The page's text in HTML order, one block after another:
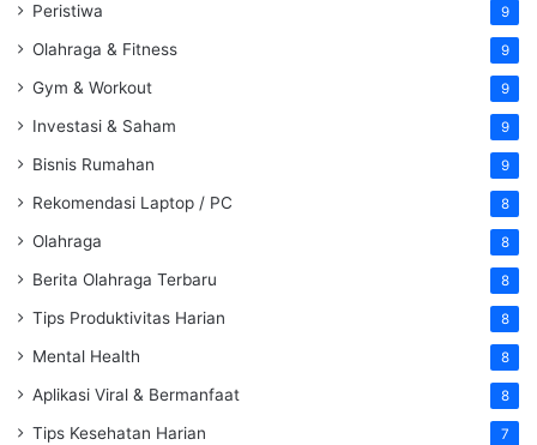
Peristiwa 9
Olahraga & Fitness 9
Gym & Workout 9
Investasi & Saham 9
Bisnis Rumahan 9
Rekomendasi Laptop / PC 8
Olahraga 8
Berita Olahraga Terbaru 8
Tips Produktivitas Harian 8
Mental Health 8
Aplikasi Viral & Bermanfaat 8
Tips Kesehatan Harian 7